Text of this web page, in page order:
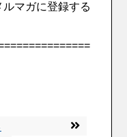
マガに登録する